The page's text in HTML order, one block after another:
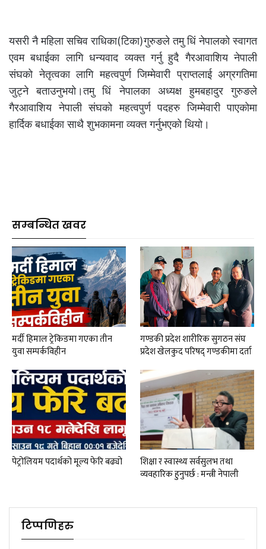
यसरी नै महिला सचिव राधिका(टिका)गुरुङले तमु धिं नेपालको स्वागत
एवम बधाईका लागि धन्यवाद व्यक्त गर्नु हुदै गैरआवाशिय नेपाली
संघको नेतृत्वका लागि महत्वपुर्ण जिम्मेवारी प्राप्तलाई अग्रगतिमा
जुट्ने बताउनुभयो।तमु धिं नेपालका अध्यक्ष हुमबहादुर गुरुङले
गैरआवाशिय नेपाली संघको महत्वपुर्ण पदहरु जिम्मेवारी पाएकोमा
हार्दिक बधाईका साथै शुभकामना व्यक्त गर्नुभएको थियो।
सम्बन्धित खवर
मर्दी हिमाल ट्रेकिङमा गएका तीन
युवा सम्पर्कविहीन
गण्डकी प्रदेश शारीरिक सुगठन संघ
प्रदेश खेलकुद परिषद् गण्डकीमा दर्ता
पेट्रोलियम पदार्थको मूल्य फेरि बढ्यो
शिक्षा र स्वास्थ्य सर्वसुलभ तथा
व्यवहारिक हुनुपर्छ : मन्त्री नेपाली
टिप्पणिहरु